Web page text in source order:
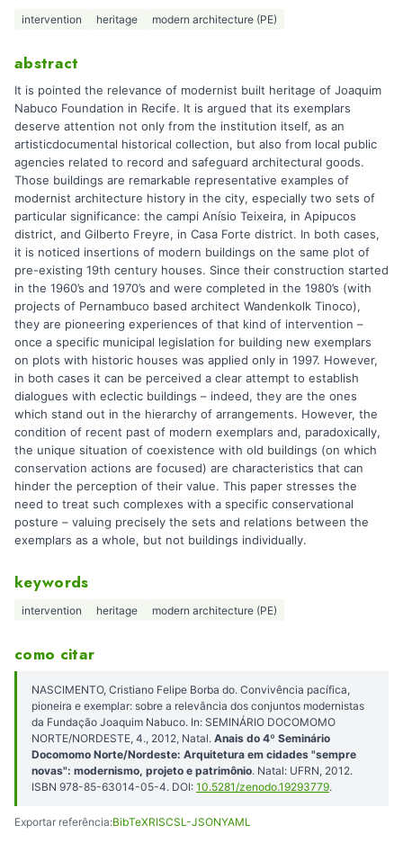
intervention heritage modern architecture (PE)
abstract
It is pointed the relevance of modernist built heritage of Joaquim
Nabuco Foundation in Recife. It is argued that its exemplars
deserve attention not only from the institution itself, as an
artisticdocumental historical collection, but also from local public
agencies related to record and safeguard architectural goods.
Those buildings are remarkable representative examples of
modernist architecture history in the city, especially two sets of
particular significance: the campi Anísio Teixeira, in Apipucos
district, and Gilberto Freyre, in Casa Forte district. In both cases,
it is noticed insertions of modern buildings on the same plot of
pre-existing 19th century houses. Since their construction started
in the 1960’s and 1970’s and were completed in the 1980’s (with
projects of Pernambuco based architect Wandenkolk Tinoco),
they are pioneering experiences of that kind of intervention –
once a specific municipal legislation for building new exemplars
on plots with historic houses was applied only in 1997. However,
in both cases it can be perceived a clear attempt to establish
dialogues with eclectic buildings – indeed, they are the ones
which stand out in the hierarchy of arrangements. However, the
condition of recent past of modern exemplars and, paradoxically,
the unique situation of coexistence with old buildings (on which
conservation actions are focused) are characteristics that can
hinder the perception of their value. This paper stresses the
need to treat such complexes with a specific conservational
posture – valuing precisely the sets and relations between the
exemplars as a whole, but not buildings individually.
keywords
intervention heritage modern architecture (PE)
como citar
NASCIMENTO, Cristiano Felipe Borba do. Convivência pacífica,
pioneira e exemplar: sobre a relevância dos conjuntos modernistas
da Fundação Joaquim Nabuco. In: SEMINÁRIO DOCOMOMO
NORTE/NORDESTE, 4., 2012, Natal. Anais do 4º Seminário
Docomomo Norte/Nordeste: Arquitetura em cidades "sempre
novas": modernismo, projeto e patrimônio. Natal: UFRN, 2012.
ISBN 978-85-63014-05-4. DOI: 10.5281/zenodo.19293779.
Exportar referência:BibTeXRISCSL-JSONYAML